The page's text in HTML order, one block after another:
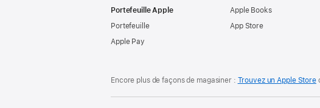
Portefeuille Apple
Portefeuille
Apple Pay
Apple Books
App Store
Encore plus de façons de magasiner : Trouvez un Apple Store